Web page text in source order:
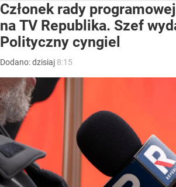
Członek rady
na TV Republika. Szef
Polityczny cyngiel
Dodano:dzisiaj 8:15